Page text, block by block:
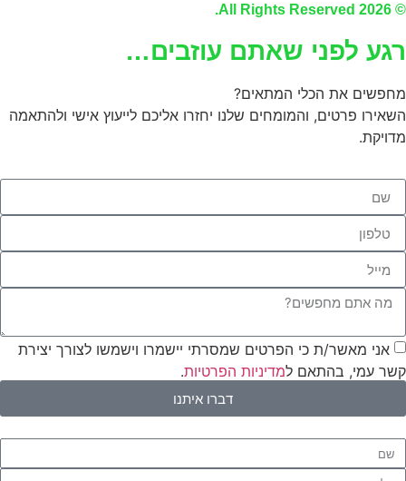
© 2026 All Rights Reserved.
רגע לפני שאתם עוזבים…
מחפשים את הכלי המתאים?
השאירו פרטים, והמומחים שלנו יחזרו אליכם לייעוץ אישי ולהתאמה
מדויקת.
אני מאשר/ת כי הפרטים שמסרתי יישמרו וישמשו לצורך יצירת
קשר עמי, בהתאם למדיניות הפרטיות.
דברו איתנו